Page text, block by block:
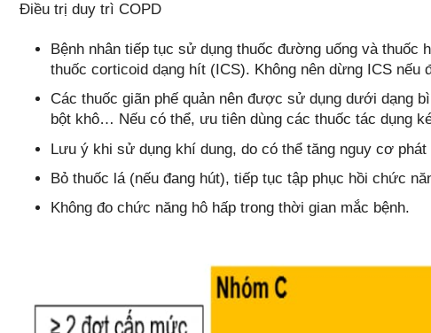
Điều trị duy trì COPD
Bệnh nhân tiếp tục sử dụng thuốc đường uống và
thuốc corticoid dạng hít (ICS). Không nên dừng ICS nếu
Các thuốc giãn phế quản nên được sử dụng dưới dạng
bột khô… Nếu có thể, ưu tiên dùng các thuốc tác dụng
Lưu ý khi sử dụng khí dung, do có thể tăng nguy cơ
Bỏ thuốc lá (nếu đang hút), tiếp tục tập phục hồi chức
Không đo chức năng hô hấp trong thời gian mắc bệnh.